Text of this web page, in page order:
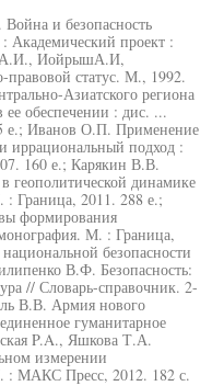
и безопасность
проект :
А.И., ИойрышА.И,
статус. М., 1992.
Азиатского региона
обеспечении : дис. ...
е.; Иванов О.П. Применение
подход :
160 е.; Карякин В.В.
геополитической динамике
Граница, 2011. 288 е.;
формирования
М. : Граница,
безопасности
В.Ф. Безопасность:
// Словарь-справочник. 2-
В.В. Армия нового
гуманитарное
P.A., Яшкова Т.А.
измерении
: МАКС Пресс, 2012. 182 с.